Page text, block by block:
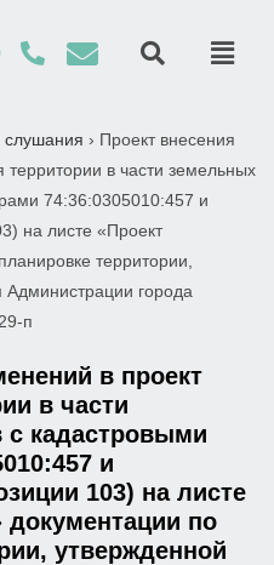
слушания › Проект внесения
в части земельных
74:36:0305010:457 и
на листе «Проект
территории,
города
п
в проект
в части
с кадастровыми
и
103) на листе
документации по
утвержденной